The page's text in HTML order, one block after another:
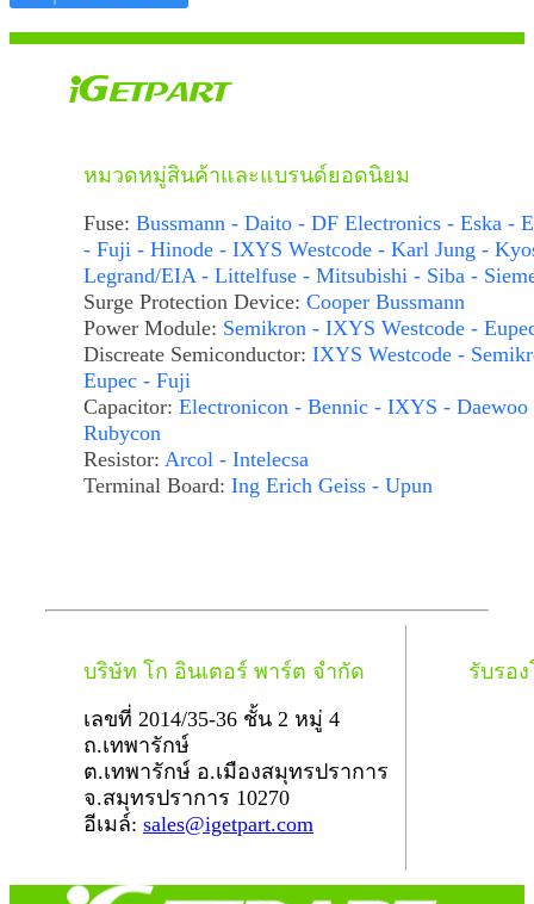
หมวดหมู่สินค้าและแบรนด์ยอดนิยม
Fuse: Bussmann - Daito - DF Electronics - Eska -
- Fuji - Hinode - IXYS Westcode - Karl Jung -
Legrand/EIA - Littelfuse - Mitsubishi - Siba -
Surge Protection Device: Cooper Bussmann
Power Module: Semikron - IXYS Westcode -
Discreate Semiconductor: IXYS Westcode -
Eupec - Fuji
Capacitor: Electronicon - Bennic - IXYS - Daewoo
Rubycon
Resistor: Arcol - Intelecsa
Terminal Board: Ing Erich Geiss - Upun
บริษัท โก อินเตอร์ พาร์ต จำกัด
เลขที่ 2014/35-36 ชั้น 2 หมู่ 4
ถ.เทพารักษ์
ต.เทพารักษ์ อ.เมืองสมุทรปราการ
จ.สมุทรปราการ 10270
อีเมล์: sales@igetpart.com
รับรอ